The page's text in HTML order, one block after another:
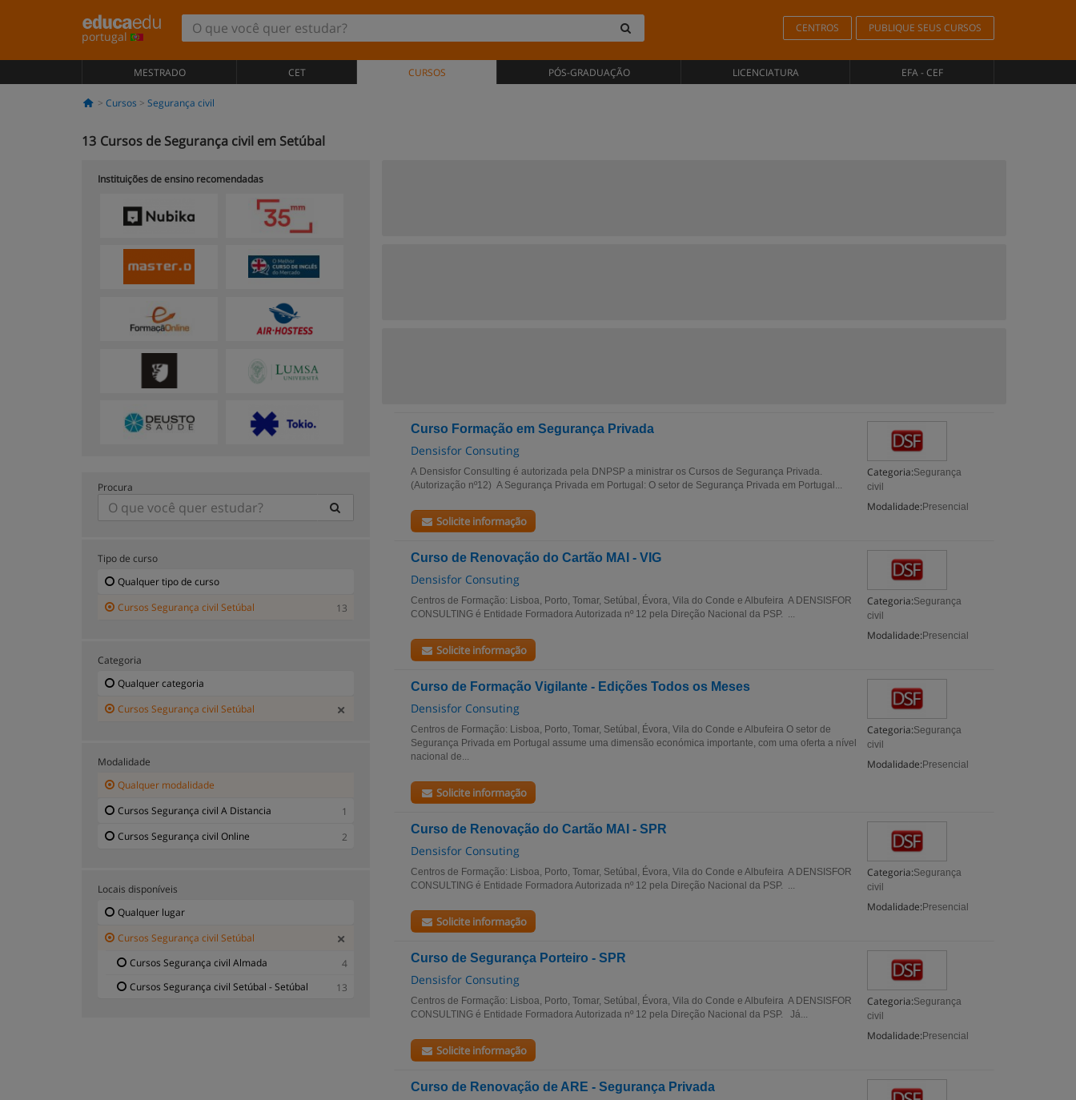
portugal
CENTROS PUBLIQUE SEUS CURSOS
MESTRADO CET CURSOS PÓS-GRADUAÇÃO LICENCIATURA EFA - CEF
Cursos Segurança civil
13 Cursos de Segurança civil em Setúbal
Curso Formação em Segurança Privada
Densisfor Consuting
Categoria:Segurança
civil
Modalidade: Presencial
A Densisfor Consulting é autorizada pela DNPSP a ministrar os Cursos de Segurança Privada.
(Autorização nº12) A Segurança Privada em Portugal: O setor de Segurança Privada em Portugal...
Solicite informação
Curso de Renovação do Cartão MAI - VIG
Densisfor Consuting
Categoria:Segurança
civil
Modalidade: Presencial
Centros de Formação: Lisboa, Porto, Tomar, Setúbal, Évora, Vila do Conde e Albufeira A DENSISFOR
CONSULTING é Entidade Formadora Autorizada nº 12 pela Direção Nacional da PSP. ...
Solicite informação
Curso de Formação Vigilante - Edições Todos os Meses
Densisfor Consuting
Categoria:Segurança
civil
Modalidade: Presencial
Centros de Formação: Lisboa, Porto, Tomar, Setúbal, Évora, Vila do Conde e Albufeira O setor de
Segurança Privada em Portugal assume uma dimensão económica importante, com uma oferta a nível
nacional de...
Solicite informação
Curso de Renovação do Cartão MAI - SPR
Densisfor Consuting
Categoria:Segurança
civil
Modalidade: Presencial
Centros de Formação: Lisboa, Porto, Tomar, Setúbal, Évora, Vila do Conde e Albufeira A DENSISFOR
CONSULTING é Entidade Formadora Autorizada nº 12 pela Direção Nacional da PSP. ...
Solicite informação
Curso de Segurança Porteiro - SPR
Densisfor Consuting
Categoria:Segurança
civil
Modalidade: Presencial
Centros de Formação: Lisboa, Porto, Tomar, Setúbal, Évora, Vila do Conde e Albufeira A DENSISFOR
CONSULTING é Entidade Formadora Autorizada nº 12 pela Direção Nacional da PSP. Já...
Solicite informação
Curso de Renovação de ARE - Segurança Privada
Instituições de ensino recomendadas
Procura
Tipo de curso
Qualquer tipo de curso
Cursos Segurança civil Setúbal
13
Categoria
Qualquer categoria
Cursos Segurança civil Setúbal
Modalidade
Qualquer modalidade
Cursos Segurança civil A Distancia
1
Cursos Segurança civil Online
2
Locais disponíveis
Qualquer lugar
Cursos Segurança civil Setúbal
Cursos Segurança civil Almada
4
Cursos Segurança civil Setúbal - Setúbal
13